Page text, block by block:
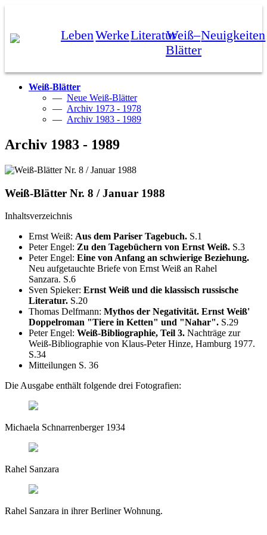
LebenWerkeLiteraturWeiß–
Blätter
Neuigkeiten
Weiß-Blätter
— Neue Weiß-Blätter
— Archiv 1973 - 1978
— Archiv 1983 - 1989
Archiv 1983 - 1989
Weiß-Blätter Nr. 8 / Januar 1988
Inhaltsverzeichnis
Ernst Weiß: Aus dem Pariser Tagebuch. S.1
Peter Engel: Zu den Tagebüchern von Ernst Weiß. S.3
Peter Engel: Eine von Anfang an schwierige Beziehung.
Neu aufgetauchte Briefe von Ernst Weiß an Rahel
Sanzara. S.6
Sven Spieker: Ernst Weiß und die klassisch russische
Literatur. S.20
Thomas Delfmann: Mythos der Negativität. Ernst Weiß'
Doppelroman "Tiere in Ketten" und "Nahar". S.29
Peter Engel: Weiß-Bibliographie, Teil 3. Nachträge zur
Weiß-Bibliographie von Klaus-Peter Hinze, Hamburg 1977.
S.34
Mitteilungen S. 36
Die Ausgabe enthält folgende drei Fotografien:
Michaela Schnarrenberger 1934
Rahel Sanzara
Rahel Sanzara in ihrer Berliner Wohnung.